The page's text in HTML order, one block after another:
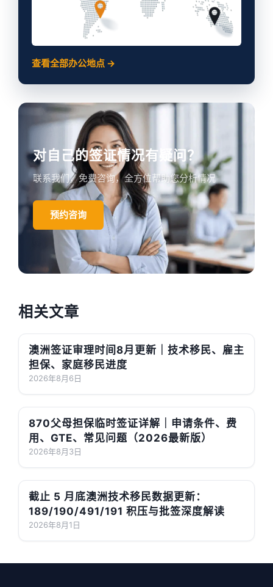
查看全部办公地点 →
对自己的签证情况有疑问？
联系我们，免费咨询，全方位帮助您分析情况
预约咨询
相关文章
澳洲签证审理时间8月更新｜技术移民、雇主
担保、家庭移民进度
2026年8月6日
870父母担保临时签证详解｜申请条件、费
用、GTE、常见问题（2026最新版）
2026年8月3日
截止 5 月底澳洲技术移民数据更新：
189/190/491/191 积压与批签深度解读
2026年8月1日